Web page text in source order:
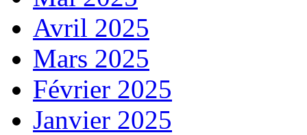
Avril 2025
Mars 2025
Février 2025
Janvier 2025